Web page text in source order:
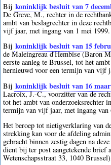
Bij koninklijk besluit van 7
De Greve, M., rechter in de
ambt van beslagrechter in deze
vijf jaar, met ingang van 1 mei 1999.
Bij koninklijk besluit van 15
de Maleingreau d'Hembise (Baron
eerste aanleg te Brussel, tot het
hernieuwd voor een termijn van vijf
Bij koninklijk besluit van 16
Lacroix, J.-C., voorzitter van de
tot het ambt van onderzoeksrechter
termijn van vijf jaar, met ingang van
Het beroep tot nietigverklaring van
strekking kan voor de afdeling
gebracht binnen zestig dagen na
dient bij ter post aangetekende brief
Wetenschapsstraat 33, 1040